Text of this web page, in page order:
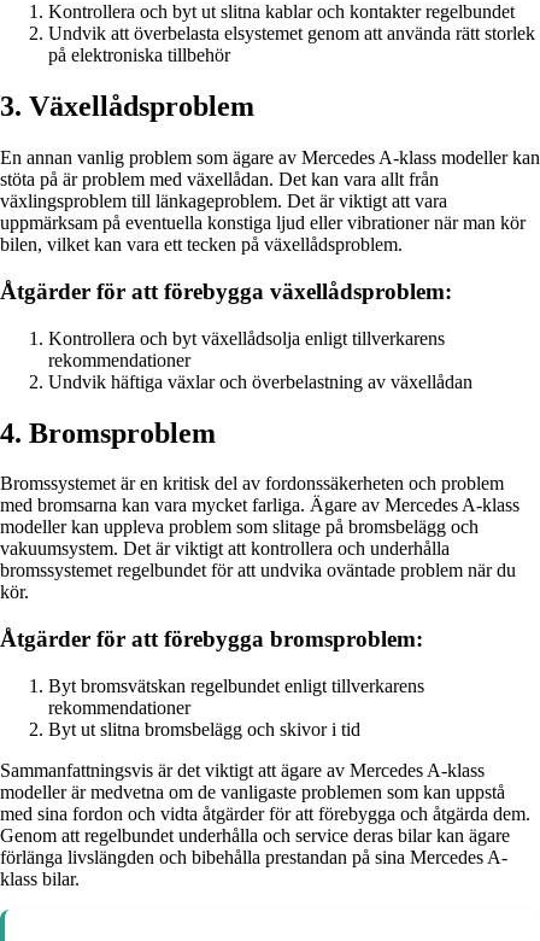
Kontrollera och byt ut slitna kablar och kontakter regelbundet
Undvik att överbelasta elsystemet genom att använda rätt storlek
på elektroniska tillbehör
3. Växellådsproblem
En annan vanlig problem som ägare av Mercedes A-klass modeller kan
stöta på är problem med växellådan. Det kan vara allt från
växlingsproblem till länkageproblem. Det är viktigt att vara
uppmärksam på eventuella konstiga ljud eller vibrationer när man kör
bilen, vilket kan vara ett tecken på växellådsproblem.
Åtgärder för att förebygga växellådsproblem:
Kontrollera och byt växellådsolja enligt tillverkarens
rekommendationer
Undvik häftiga växlar och överbelastning av växellådan
4. Bromsproblem
Bromssystemet är en kritisk del av fordonssäkerheten och problem
med bromsarna kan vara mycket farliga. Ägare av Mercedes A-klass
modeller kan uppleva problem som slitage på bromsbelägg och
vakuumsystem. Det är viktigt att kontrollera och underhålla
bromssystemet regelbundet för att undvika oväntade problem när du
kör.
Åtgärder för att förebygga bromsproblem:
Byt bromsvätskan regelbundet enligt tillverkarens
rekommendationer
Byt ut slitna bromsbelägg och skivor i tid
Sammanfattningsvis är det viktigt att ägare av Mercedes A-klass
modeller är medvetna om de vanligaste problemen som kan uppstå
med sina fordon och vidta åtgärder för att förebygga och åtgärda dem.
Genom att regelbundet underhålla och service deras bilar kan ägare
förlänga livslängden och bibehålla prestandan på sina Mercedes A-
klass bilar.